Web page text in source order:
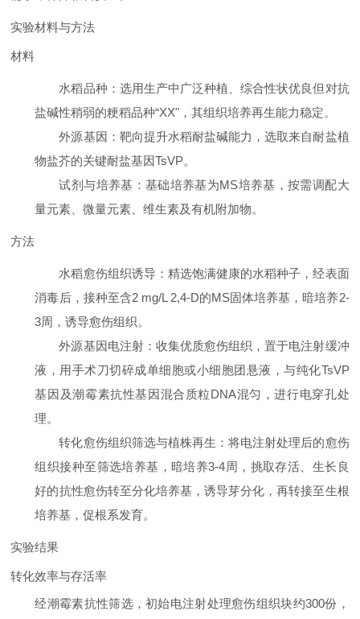
实验材料与方法
材料
水稻品种 ：选用生产中广泛种植、综合性状优良但对抗
盐碱性稍弱的粳稻品种“XX"，其组织培养再生能力稳定。
外源基因 ：靶向提升水稻耐盐碱能力，选取来自耐盐植
物盐芥的关键耐盐基因TsVP。
试剂与培养基 ：基础培养基为MS培养基，按需调配大
量元素、微量元素、维生素及有机附加物。
方法
水稻愈伤组织诱导 ：精选饱满健康的水稻种子，经表面
消毒后，接种至含2 mg/L 2,4-D的MS固体培养基，暗培养2-
3周，诱导愈伤组织。
外源基因电注射：收集优质愈伤组织，置于电注射缓冲
液，用手术刀切碎成单细胞或小细胞团悬液，与纯化TsVP
基因及潮霉素抗性基因混合质粒DNA混匀，进行电穿孔处
理。
转化愈伤组织筛选与植株再生 ：将电注射处理后的愈伤
组织接种至筛选培养基，暗培养3-4周，挑取存活、生长良
好的抗性愈伤转至分化培养基，诱导芽分化，再转接至生根
培养基，促根系发育。
实验结果
转化效率与存活率
经潮霉素抗性筛选，初始电注射处理愈伤组织块约300份，